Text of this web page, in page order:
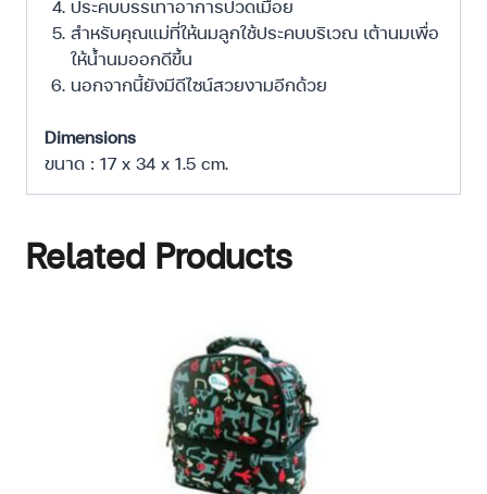
ประคบบรรเทาอาการปวดเมื่อย
สำหรับคุณแม่ที่ให้นมลูกใช้ประคบบริเวณ เต้านมเพื่อ
ให้น้ำนมออกดีขึ้น
นอกจากนี้ยังมีดีไซน์สวยงามอีกด้วย
Dimensions
ขนาด : 17 x 34 x 1.5 cm.
Related Products